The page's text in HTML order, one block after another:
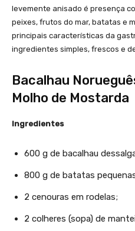
levemente anisado é presença
peixes, frutos do mar, batatas e
principais características da
ingredientes simples, frescos e
Bacalhau
Molho de Mostarda
Ingredientes
600 g de bacalhau
800 g de batatas
2 cenouras em rodelas;
2 colheres (sopa) de